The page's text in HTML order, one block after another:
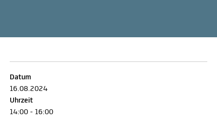
Datum
16.08.2024
Uhrzeit
14:00 - 16:00